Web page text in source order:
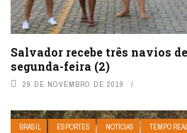
Salvador recebe três navios
segunda-feira (2)
29 DE NOVEMBRO DE 2019
BRASIL ESPORTES NOTÍCIAS TEMPO